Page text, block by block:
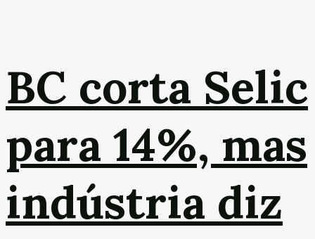
BC corta Selic
para 14%, mas
indústria diz